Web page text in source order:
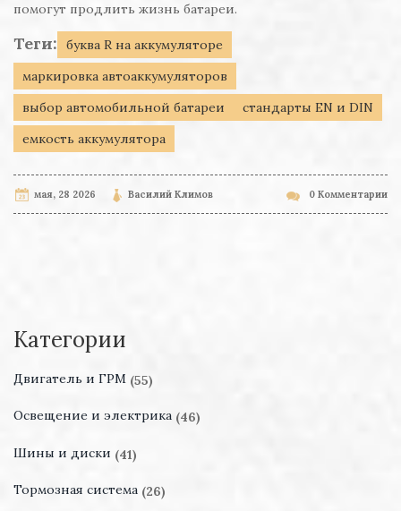
помогут продлить жизнь батареи.
Теги:
буква R на аккумуляторе
маркировка автоаккумуляторов
выбор автомобильной батареи
стандарты EN и DIN
емкость аккумулятора
мая, 28 2026 Василий Климов 0 Комментарии
Категории
Двигатель и ГРМ (55)
Освещение и электрика (46)
Шины и диски (41)
Тормозная система (26)